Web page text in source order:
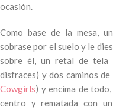
ocasión.
Como base de la mesa,
sobrase por el suelo y le
sobre él, un retal de tela
disfraces) y dos caminos
Cowgirls) y encima de
centro y rematada con